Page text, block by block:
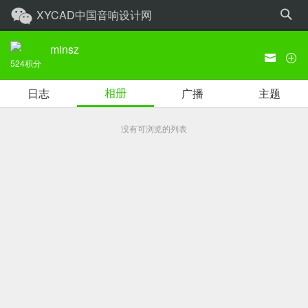
XYCAD中国音响设计网
minsz
524积分
日志 相册 广播 主题
没有可浏览的列表